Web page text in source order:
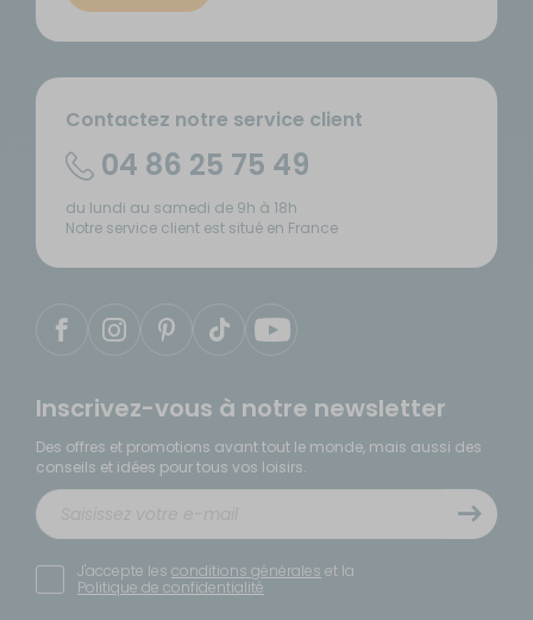
Contactez notre service client
04 86 25 75 49
du lundi au samedi de 9h à 18h
Notre service client est situé en France
Inscrivez-vous à notre newsletter
Des offres et promotions avant tout le monde, mais aussi des
conseils et idées pour tous vos loisirs.
J'accepte les conditions générales et la
Politique de confidentialité